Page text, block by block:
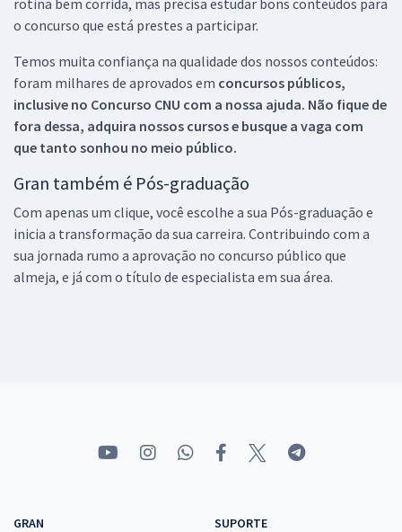
rotina bem corrida, mas precisa estudar bons conteúdos para
o concurso que está prestes a participar.
Temos muita confiança na qualidade dos nossos conteúdos:
foram milhares de aprovados em concursos públicos,
inclusive no Concurso CNU com a nossa ajuda. Não fique de
fora dessa, adquira nossos cursos e busque a vaga com
que tanto sonhou no meio público.
Gran também é Pós-graduação
Com apenas um clique, você escolhe a sua Pós-graduação e
inicia a transformação da sua carreira. Contribuindo com a
sua jornada rumo a aprovação no concurso público que
almeja, e já com o título de especialista em sua área.
GRAN SUPORTE